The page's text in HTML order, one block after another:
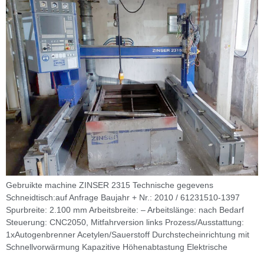
Gebruikte machine ZINSER 2315 Technische gegevens
Schneidtisch:auf Anfrage Baujahr + Nr.: 2010 / 61231510-1397
Spurbreite: 2.100 mm Arbeitsbreite: – Arbeitslänge: nach Bedarf
Steuerung: CNC2050, Mitfahrversion links Prozess/Ausstattung:
1xAutogenbrenner Acetylen/Sauerstoff Durchstecheinrichtung mit
Schnellvorwärmung Kapazitive Höhenabtastung Elektrische